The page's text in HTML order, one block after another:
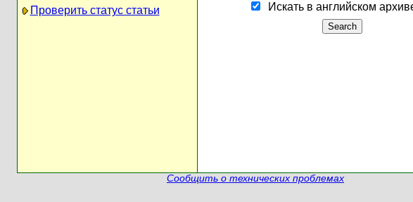
Проверить статус статьи
Искать в английском
Сообщить о технических проблемах